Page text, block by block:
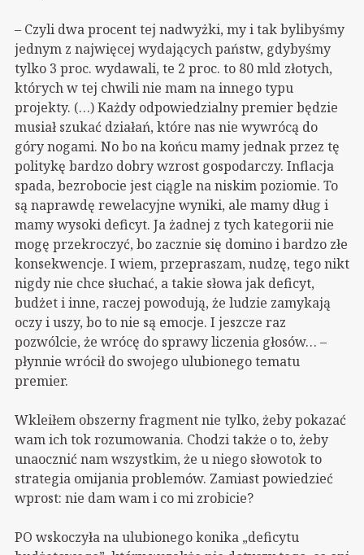
– Czyli dwa procent tej nadwyżki, my i tak bylibyśmy
jednym z najwięcej wydających państw, gdybyśmy
tylko 3 proc. wydawali, te 2 proc. to 80 mld złotych,
których w tej chwili nie mam na innego typu
projekty. (…) Każdy odpowiedzialny premier będzie
musiał szukać działań, które nas nie wywrócą do
góry nogami. No bo na końcu mamy jednak przez tę
politykę bardzo dobry wzrost gospodarczy. Inflacja
spada, bezrobocie jest ciągle na niskim poziomie. To
są naprawdę rewelacyjne wyniki, ale mamy dług i
mamy wysoki deficyt. Ja żadnej z tych kategorii nie
mogę przekroczyć, bo zacznie się domino i bardzo złe
konsekwencje. I wiem, przepraszam, nudzę, tego nikt
nigdy nie chce słuchać, a takie słowa jak deficyt,
budżet i inne, raczej powodują, że ludzie zamykają
oczy i uszy, bo to nie są emocje. I jeszcze raz
pozwólcie, że wrócę do sprawy liczenia głosów… –
płynnie wrócił do swojego ulubionego tematu
premier.
Wkleiłem obszerny fragment nie tylko, żeby pokazać
wam ich tok rozumowania. Chodzi także o to, żeby
unaocznić nam wszystkim, że u niego słowotok to
strategia omijania problemów. Zamiast powiedzieć
wprost: nie dam wam i co mi zrobicie?
PO wskoczyła na ulubionego konika „deficytu